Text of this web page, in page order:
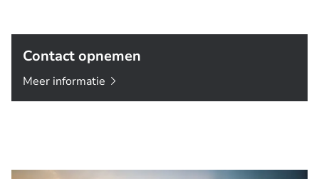
Contact opnemen
Meer informatie